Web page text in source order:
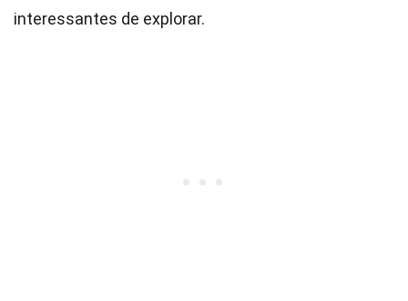
interessantes de explorar.